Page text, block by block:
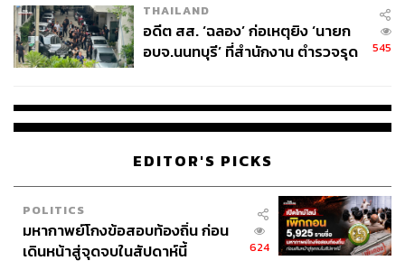
THAILAND
อดีต สส. ‘ฉลอง’ ก่อเหตุยิง ‘นายก
อบจ.นนทบุรี’ ที่สำนักงาน ตำรวจรุด
545
EDITOR'S PICKS
POLITICS
มหากาพย์โกงข้อสอบท้องถิ่น ก่อน
เดินหน้าสู่จุดจบในสัปดาห์นี้
624